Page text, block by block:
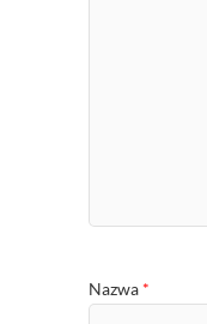
Nazwa *